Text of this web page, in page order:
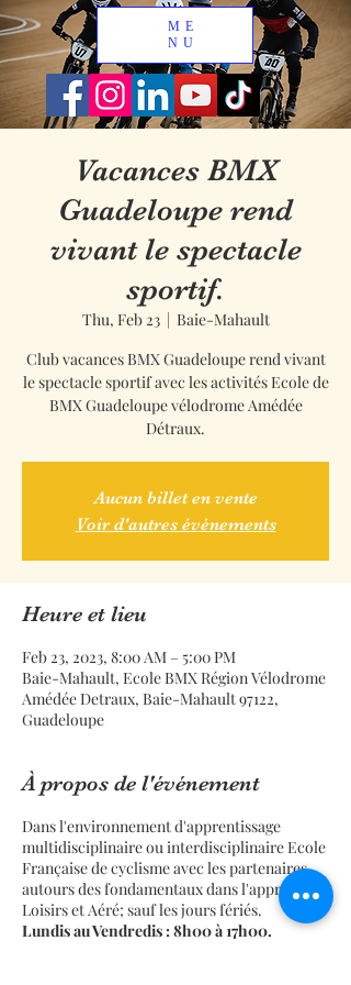
ME
NU
Vacances BMX
Guadeloupe rend
vivant le spectacle
sportif.
Thu, Feb 23
  |
Baie-Mahault
Club vacances BMX Guadeloupe rend vivant
le spectacle sportif avec les activités Ecole de
BMX Guadeloupe vélodrome Amédée
Détraux.
Aucun billet en vente
Voir d'autres événements
Heure et lieu
Feb 23, 2023, 8:00 AM – 5:00 PM
Baie-Mahault, Ecole BMX Région Vélodrome
Amédée Detraux, Baie-Mahault 97122,
Guadeloupe
À propos de l'événement
Dans l'environnement d'apprentissage
multidisciplinaire ou interdisciplinaire Ecole
Française de cyclisme avec les partenaires
autours des fondamentaux dans l'approche
Loisirs et Aéré; sauf les jours fériés.
Lundis au Vendredis : 8h00 à 17h00.